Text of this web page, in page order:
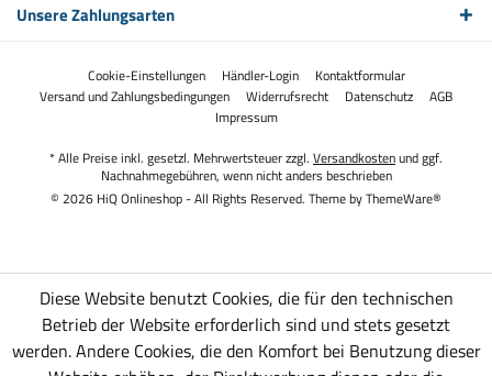
Unsere Zahlungsarten
Cookie-Einstellungen Händler-Login
Kontaktformular
Versand und Zahlungsbedingungen
Widerrufsrecht Datenschutz
AGB
Impressum
* Alle Preise inkl. gesetzl. Mehrwertsteuer zzgl. Versandkostenund ggf.
Nachnahmegebühren, wenn nicht anders beschrieben
© 2026 HiQ Onlineshop - All Rights Reserved. Theme byThemeWare®
Diese Website benutzt Cookies, die für den technischen
Betrieb der Website erforderlich sind und stets gesetzt
werden. Andere Cookies, die den Komfort bei Benutzung dieser